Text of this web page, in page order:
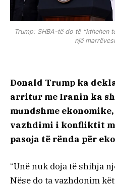
Trump: SHBA-të do të “kthehen
një
Donald Trump ka
arritur me Iranin ka
mundshme
vazhdimi i konfliktit
pasoja të rënda për
“Unë nuk doja të shihja
Nëse do ta vazhdonim